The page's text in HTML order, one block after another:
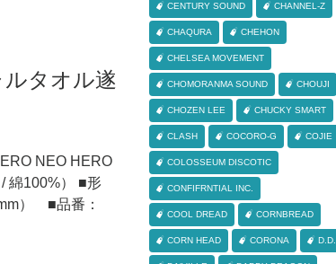
タオル遂
NEO HERO
綿100%） ■形
） ■品番：
CENTURY SOUND CHANNEL-Z
CHAQURA CHEHON
CHELSEA MOVEMENT
CHOMORANMA SOUND CHOUJI
CHOZEN LEE CHUCKY SMART
CLASH COCORO-G COJIE
COLOSSEUM DISCOTIC
CONFIFRNTIAL INC.
COOL DREAD CORNBREAD
CORN HEAD CORONA D.D.